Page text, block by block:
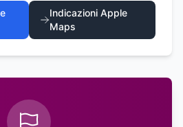
Indicazioni Apple
Maps